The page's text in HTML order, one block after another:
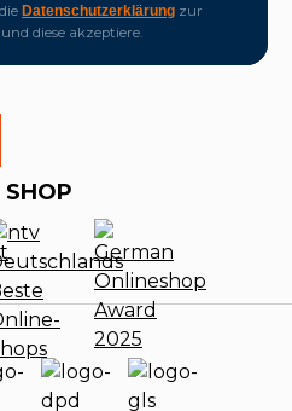
Datenschutzerklärung zur
diese akzeptiere.
SHOP